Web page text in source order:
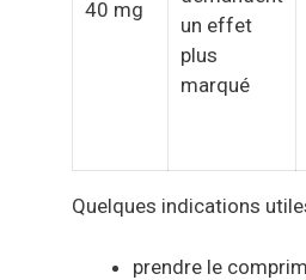
40 mg
un effet
plus
marqué
Quelques indications
prendre le